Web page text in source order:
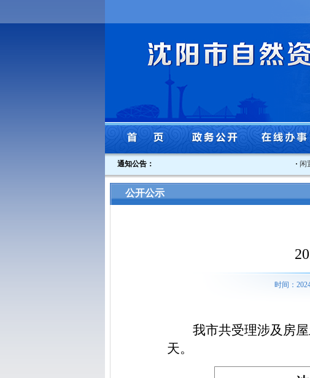
通知公告： 闲
公开公示
时间：
我市共受理涉及房
天。